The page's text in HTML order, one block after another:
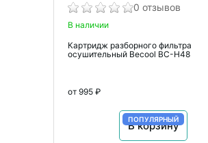
0 отзывов
В наличии
Картридж разборного фильтра
осушительный Becool BC-H48
от 995 ₽
В корзину
ПОПУЛЯРНЫЙ